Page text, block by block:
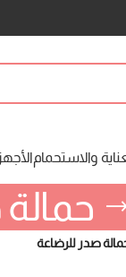
والاستحمام
صدر للرضاعة